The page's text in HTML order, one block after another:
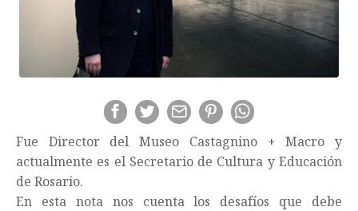
Fue Director del Museo Castagnino + Macro y
actualmente es el Secretario de Cultura y Educación
de Rosario.
En esta nota nos cuenta los desafíos que debe